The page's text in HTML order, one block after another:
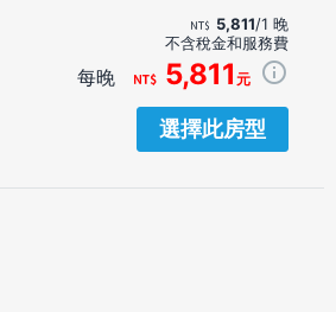
5,811/1 晚
不含稅金和服務費
每晚 5,811 元
選擇此房型